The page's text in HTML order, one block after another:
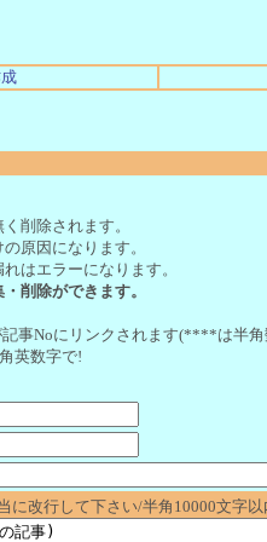
削除されます。
原因になります。
はエラーになります。
削除ができます。
事Noにリンクされます(****は半角
英数字で!
に改行して下さい/半角10000文字以